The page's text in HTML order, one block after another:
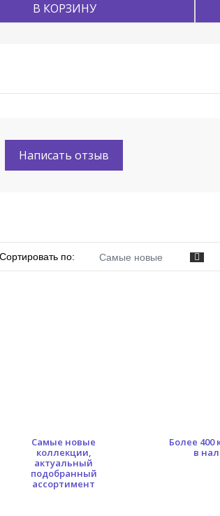
В КОРЗИНУ
Написать отзыв
Сортировать по: Самые новые
Самые новые
коллекции,
актуальный
подобранный
ассортимент
Более 400
в